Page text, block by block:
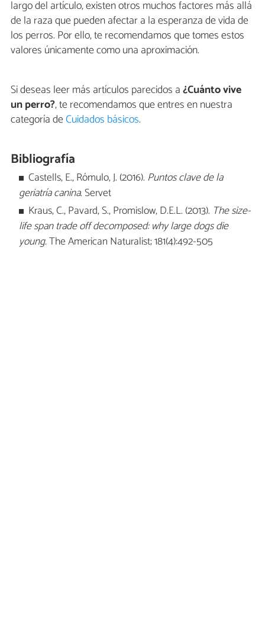
largo del artículo, existen otros muchos factores más allá
de la raza que pueden afectar a la esperanza de vida de
los perros. Por ello, te recomendamos que tomes estos
valores únicamente como una aproximación.
Si deseas leer más artículos parecidos a¿Cuánto vive
un perro?, te recomendamos que entres en nuestra
categoría deCuidados básicos.
Bibliografía
Castells, E., Rómulo, J. (2016). Puntos clave de la
geriatría canina. Servet
Kraus, C., Pavard, S., Promislow, D.E.L. (2013). The size-
life span trade off decomposed: why large dogs die
young.The American Naturalist; 181(4):492-505